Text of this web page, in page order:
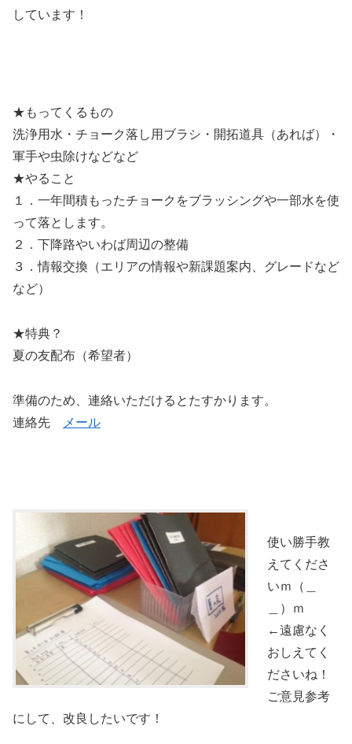
しています！
★もってくるもの
洗浄用水・チョーク落し用ブラシ・開拓道具（あれば）・
軍手や虫除けなどなど
★やること
１．一年間積もったチョークをブラッシングや一部水を使
って落とします。
２．下降路やいわば周辺の整備
３．情報交換（エリアの情報や新課題案内、グレードなど
など）
★特典？
夏の友配布（希望者）
準備のため、連絡いただけるとたすかります。
連絡先
メール
使い勝手教
えてくださ
いｍ（＿
＿）ｍ
←遠慮なく
おしえてく
ださいね！
ご意見参考
にして、改良したいです！